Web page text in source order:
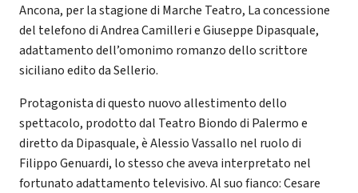
Ancona, per la stagione di Marche Teatro, La concessione
del telefono di Andrea Camilleri e Giuseppe Dipasquale,
adattamento dell’omonimo romanzo dello scrittore
siciliano edito da Sellerio.
Protagonista di questo nuovo allestimento dello
spettacolo, prodotto dal Teatro Biondo di Palermo e
diretto da Dipasquale, è Alessio Vassallo nel ruolo di
Filippo Genuardi, lo stesso che aveva interpretato nel
fortunato adattamento televisivo. Al suo fianco: Cesare